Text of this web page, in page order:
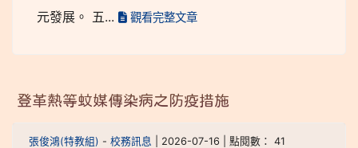
元發展。 五...
觀看完整文章
登革熱等蚊媒傳染病之防疫措施
張俊鴻(特教組) - 校務訊息 | 2026-07-16 | 點閱數： 41